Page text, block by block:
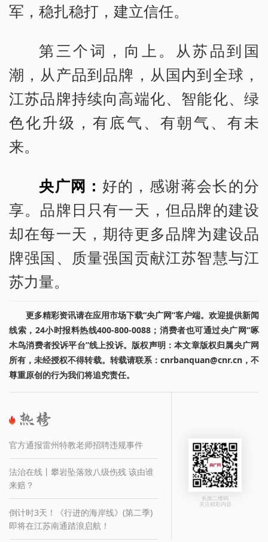
军，稳扎稳打，建立信任。
第三个词，向上。从苏品到国
潮，从产品到品牌，从国内到全球，
江苏品牌持续向高端化、智能化、绿
色化升级，有底气、有朝气、有未
来。
央广网： 好的，感谢蒋会长的分
享。品牌日只有一天，但品牌的建设
却在每一天，期待更多品牌为建设品
牌强国、质量强国贡献江苏智慧与江
苏力量。
更多精彩资讯请在应用市场下载“央广网”客户端。欢迎提供新闻
线索，24小时报料热线400-800-0088；消费者也可通过央广网“啄
木鸟消费者投诉平台”线上投诉。版权声明：本文章版权归属央广网
所有，未经授权不得转载。转载请联系：cnrbanquan@cnr.cn，不
尊重原创的行为我们将追究责任。
官方通报雷州特教老师招聘违规事件
法治在线丨攀岩坠落致八级伤残 该由谁
来赔？
倒计时3天！《行进的海岸线》(第二季)
即将在江苏南通踏浪启航！
长按二维码
关注精彩内容